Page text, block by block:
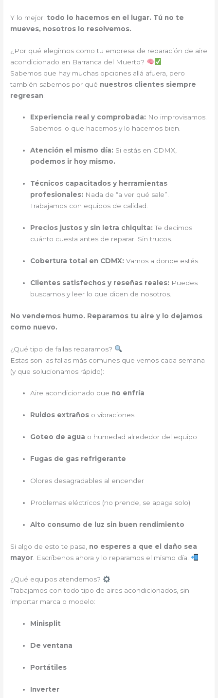
Y lo mejor: todo lo hacemos en el lugar. Tú no te
mueves, nosotros lo resolvemos.
¿Por qué elegirnos como tu empresa de reparación de aire
acondicionado en Barranca del Muerto?
Sabemos que hay muchas opciones allá afuera, pero
también sabemos por qué nuestros clientes siempre
regresan:
Experiencia real y comprobada: No improvisamos.
Sabemos lo que hacemos y lo hacemos bien.
Atención el mismo día: Si estás en CDMX,
podemos ir hoy mismo.
Técnicos capacitados y herramientas
profesionales: Nada de “a ver qué sale”.
Trabajamos con equipos de calidad.
Precios justos y sin letra chiquita: Te decimos
cuánto cuesta antes de reparar. Sin trucos.
Cobertura total en CDMX: Vamos a donde estés.
Clientes satisfechos y reseñas reales: Puedes
buscarnos y leer lo que dicen de nosotros.
No vendemos humo. Reparamos tu aire y lo dejamos
como nuevo.
¿Qué tipo de fallas reparamos?
Estas son las fallas más comunes que vemos cada semana
(y que solucionamos rápido):
Aire acondicionado que no enfría
Ruidos extraños o vibraciones
Goteo de agua o humedad alrededor del equipo
Fugas de gas refrigerante
Olores desagradables al encender
Problemas eléctricos (no prende, se apaga solo)
Alto consumo de luz sin buen rendimiento
Si algo de esto te pasa, no esperes a que el daño sea
mayor . Escríbenos ahora y lo reparamos el mismo día.
¿Qué equipos atendemos?
Trabajamos con todo tipo de aires acondicionados, sin
importar marca o modelo:
Minisplit
De ventana
Portátiles
Inverter